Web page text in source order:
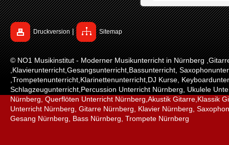
Druckversion | Sitemap
© NO1 Musikinstitut - Moderner Musikunterricht in Nürnberg
,Klavierunterricht,Gesangsunterricht,Bassunterricht,
,Trompetenunterricht,Klarinettenunterricht,DJ Kurse,
Schlagzeugunterricht,Percussion Unterricht Nürnberg, Ukulele
Nürnberg, Querflöten Unterricht Nürnberg,Akustik Gitarre,Klassik
Unterricht Nürnberg, Gitarre Nürnberg, Klavier Nürnberg,
Gesang Nürnberg, Bass Nürnberg, Trompete Nürnberg